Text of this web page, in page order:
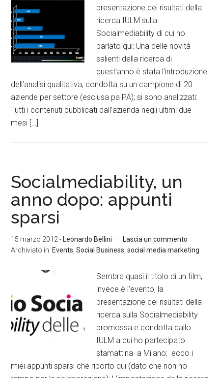
presentazione dei risultati della
ricerca IULM sulla
Socialmediability di cui ho
parlato qui: Una delle novità
salienti della ricerca di
quest’anno è stata l’introduzione
dell’analisi qualitativa, condotta su un campione di 20
aziende per settore (esclusa pa PA); si sono analizzati:
Tutti i contenuti pubblicati dall’azienda negli ultimi due
mesi […]
Socialmediability, un
anno dopo: appunti
sparsi
15 marzo 2012 - Leonardo Bellini
Lascia un commento
Archiviato in: Events ,Social Business ,social media marketing
Sembra quasi il titolo di un film,
invece è l’evento, la
presentazione dei risultati della
ricerca sulla Socialmediability
promossa e condotta dallo
IULM a cui ho partecipato
stamattina a Milano; ecco i
miei appunti sparsi che riporto qui (dato che non ho